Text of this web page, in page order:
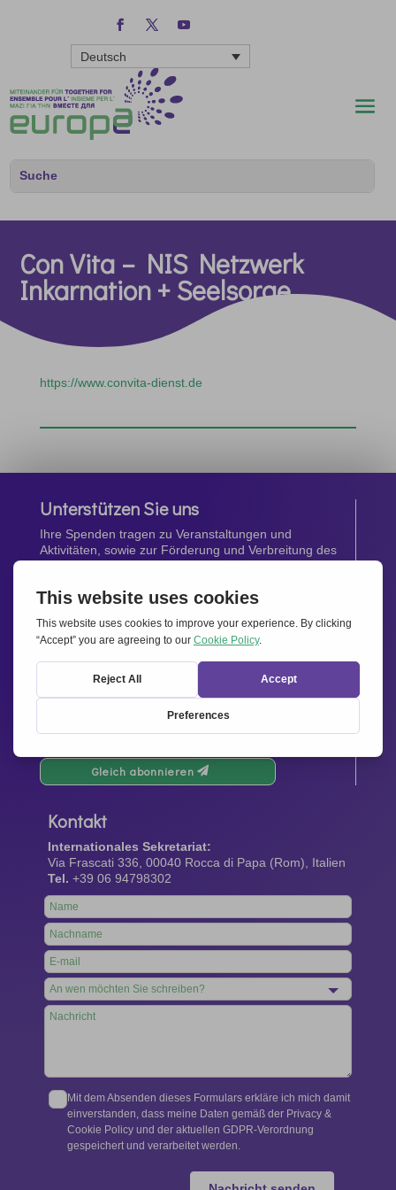
Deutsch
Con Vita – NIS Netzwerk
Inkarnation + Seelsorge
https://www.convita-dienst.de
Unterstützen Sie uns
Ihre Spenden tragen zu Veranstaltungen und
Aktivitäten, sowie zur Förderung und Verbreitung des
Newsletter
Infos aus unserem Netzwerk.
Gleich abonnieren
Kontakt
Internationales Sekretariat:
Via Frascati 336, 00040 Rocca di Papa (Rom), Italien
Tel. +39 06 94798302
Leave
this
field
blank
Mit dem Absenden dieses Formulars erkläre ich mich damit
einverstanden, dass meine Daten gemäß der Privacy &
Cookie Policy und der aktuellen GDPR-Verordnung
gespeichert und verarbeitet werden.